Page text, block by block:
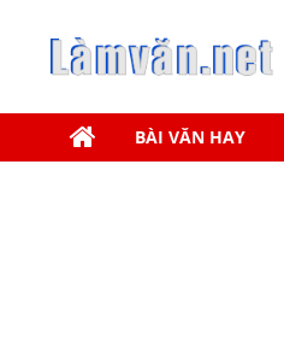
BÀI VĂN HAY